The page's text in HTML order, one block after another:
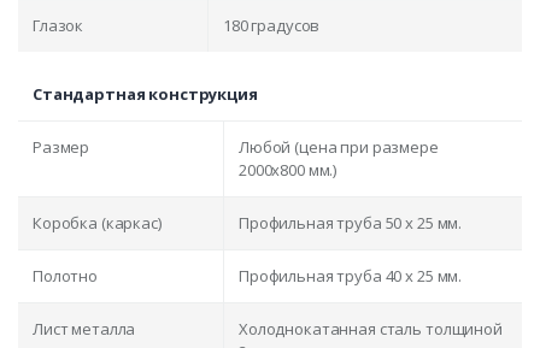
Глазок 180 градусов
Стандартная конструкция
Размер
Любой (цена при размере
2000x800 мм.)
Коробка (каркас) Профильная труба 50 х 25 мм.
Полотно Профильная труба 40 х 25 мм.
Лист металла
Холоднокатанная сталь толщиной